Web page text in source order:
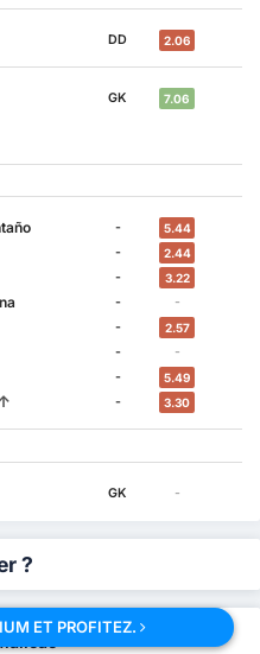
DD 2.06
GK 7.06
- 5.44
- 2.44
- 3.22
-
-
- 2.57
-
-
- 5.49
- 3.30
GK -
?
ET PROFITEZ.